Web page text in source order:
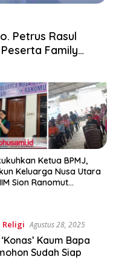
Petrus Rasul
Family
Ketua BPMJ,
Keluarga Nusa Utara
Sion Ranomut
Religi Agustus 28, 2025
Kaum Bapa
Sudah Siap